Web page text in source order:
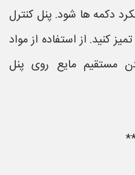
دکمه ها شود. پنل کنترل
کنید. از استفاده از مواد
مستقیم مایع روی پنل